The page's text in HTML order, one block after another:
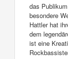
das
besondere
Hattler hat
dem
ist eine